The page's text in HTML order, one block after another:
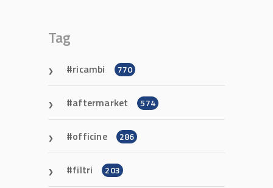
Tag
ricambi 770
aftermarket 574
officine 286
filtri 203